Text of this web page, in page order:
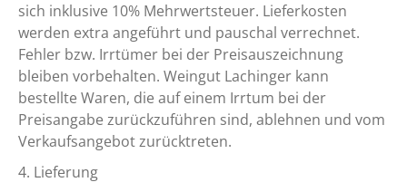
sich inklusive 10% Mehrwertsteuer. Lieferkosten
werden extra angeführt und pauschal verrechnet.
Fehler bzw. Irrtümer bei der Preisauszeichnung
bleiben vorbehalten. Weingut Lachinger kann
bestellte Waren, die auf einem Irrtum bei der
Preisangabe zurückzuführen sind, ablehnen und vom
Verkaufsangebot zurücktreten.
4. Lieferung